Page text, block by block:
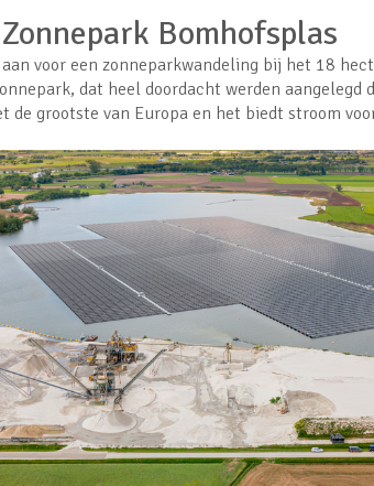
Bomhofsplas
aan voor een zonneparkwandeling bij het 18
dat heel doordacht werden aangelegd
de grootste van Europa en het biedt stroom